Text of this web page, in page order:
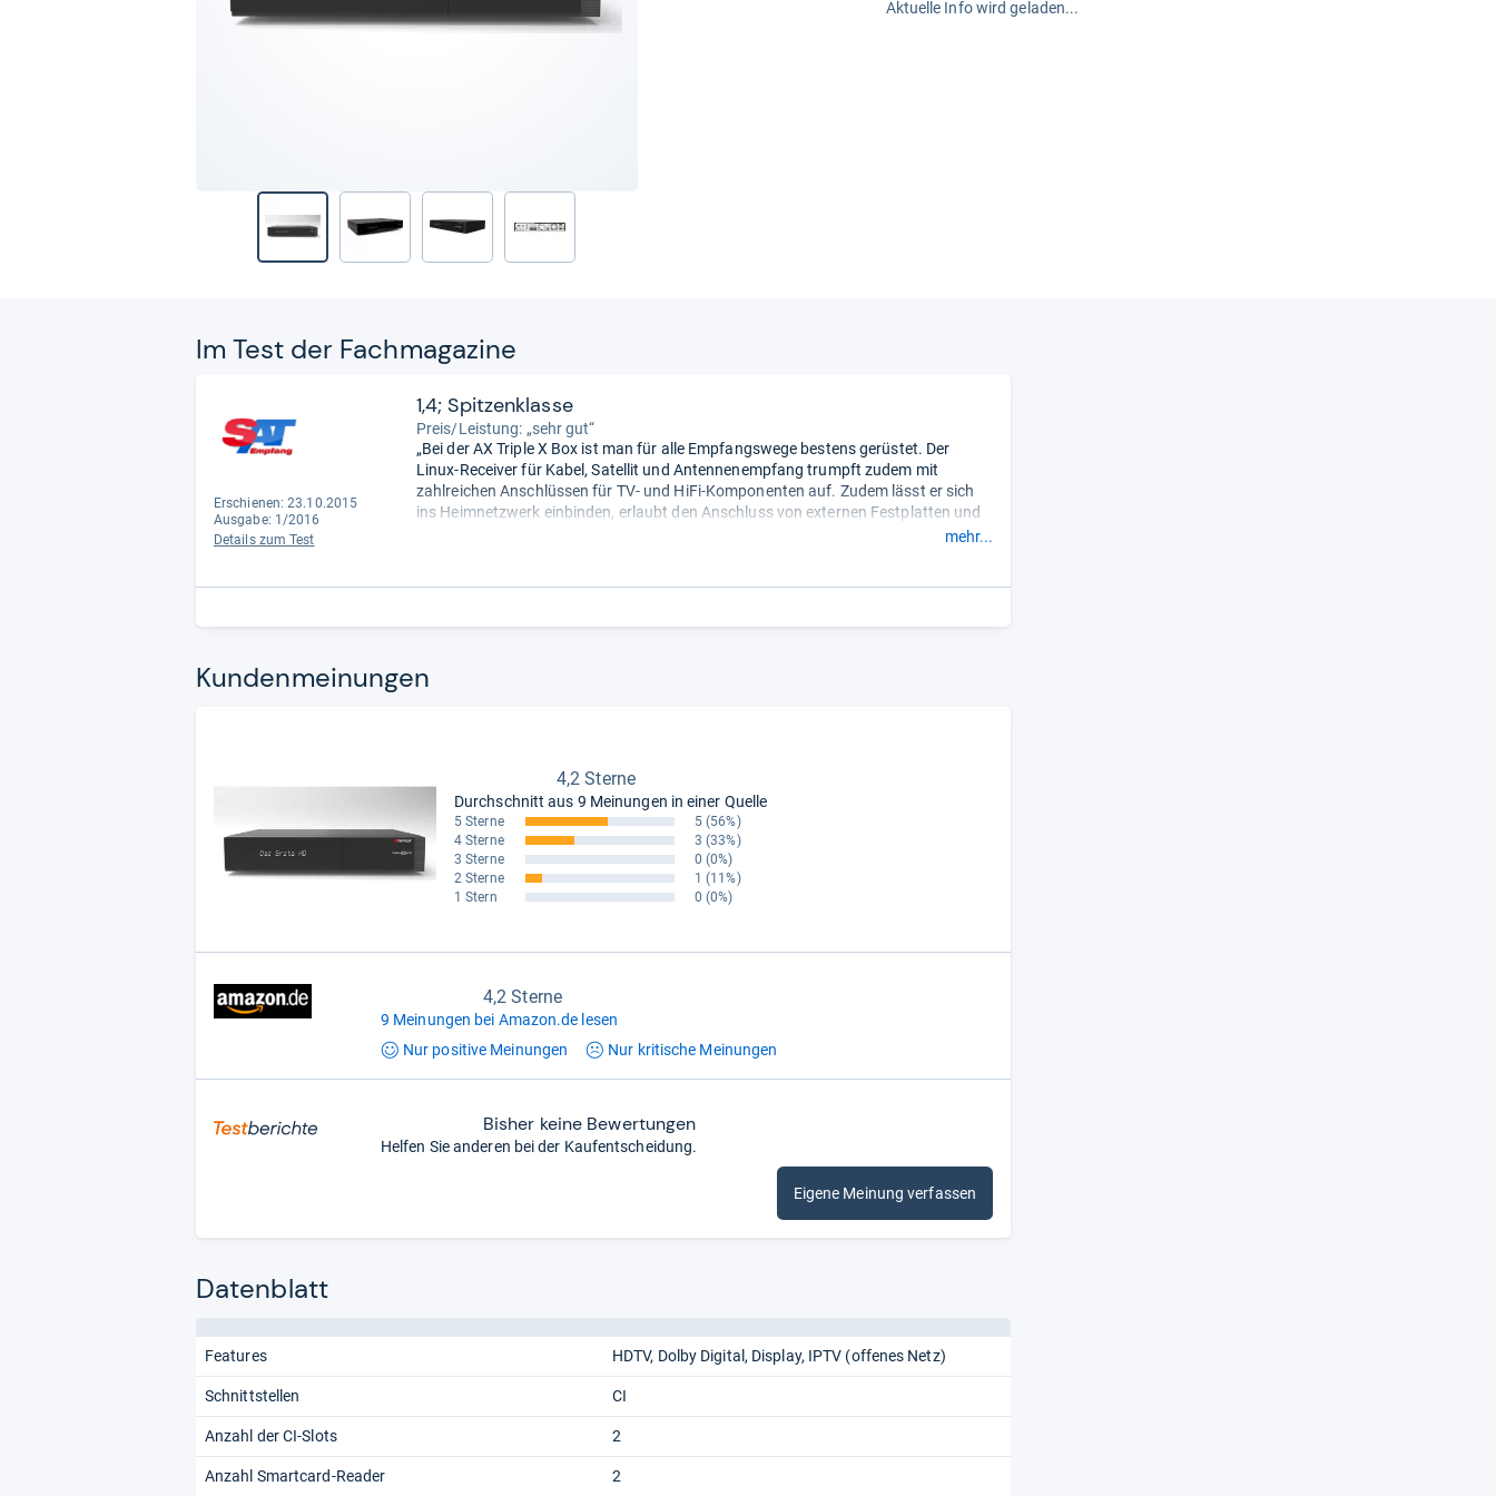
Aktuelle Info wird geladen...
Im Test der Fach­ma­ga­zine
Erschienen: 23.10.2015
Ausgabe: 1/2016
Details zum Test
1,4; Spitzenklasse
Preis/Leistung: „sehr gut“
„Bei der AX Triple X Box ist man für alle Empfangswege bestens gerüstet. Der
Linux-Receiver für Kabel, Satellit und Antennenempfang trumpft zudem mit
zahlreichen Anschlüssen für TV- und HiFi-Komponenten auf. Zudem lässt er sich
ins Heimnetzwerk einbinden, erlaubt den Anschluss von externen Festplatten und
mehr...
Kun­den­mei­nun­gen
4,2 Sterne
Durchschnitt aus 9 Meinungen in einer Quelle
5 Sterne 5 (56%)
4 Sterne
3 (33%)
3 Sterne
0 (0%)
2 Sterne
1 (11%)
1 Stern
0 (0%)
4,2 Sterne
9 Meinungen bei Amazon.de lesen
Nur positive Meinungen Nur kritische Meinungen
Bisher keine Bewertungen
Helfen Sie anderen bei der Kaufentscheidung.
Eigene Meinung verfassen
Datenblatt
Features HDTV Dolby Digital Display IPTV (offenes Netz)
Schnittstellen CI
Anzahl der CI-Slots 2
Anzahl Smartcard-Reader 2